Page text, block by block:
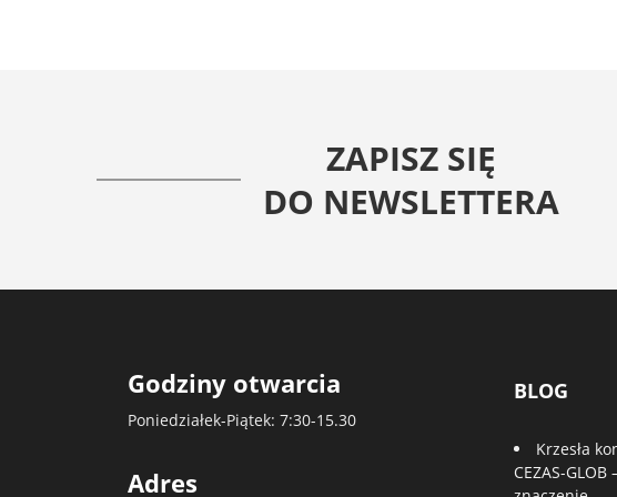
ZAPISZ SIĘ
DO NEWSLETTERA
Godziny otwarcia
Poniedziałek-Piątek: 7:30-15.30
Adres
BLOG
Krzesła
CEZAS-